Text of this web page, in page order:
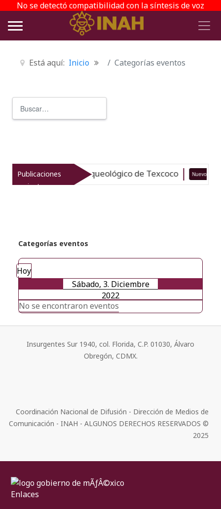
No se detectó compatibilidad con la síntesis de voz
Está aquí: Inicio Categorías eventos
Publicaciones
recientes
el patrimonio arqueológico de Texcoco Nuevo
Categorías eventos
Hoy
Sábado, 3. Diciembre
2022
No se encontraron eventos
Insurgentes Sur 1940, col. Florida, C.P. 01030, Álvaro
Obregón, CDMX.
Coordinación Nacional de Difusión - Dirección de Medios de
Comunicación - INAH - ALGUNOS DERECHOS RESERVADOS ©
2025
Enlaces